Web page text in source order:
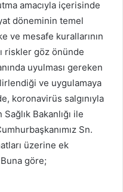
amacıyla içerisinde
döneminin temel
ve mesafe kurallarının
riskler göz önünde
uyulması gereken
ve uygulamaya
koronavirüs salgınıyla
Bakanlığı ile
Sn.
üzerine ek
Buna göre;